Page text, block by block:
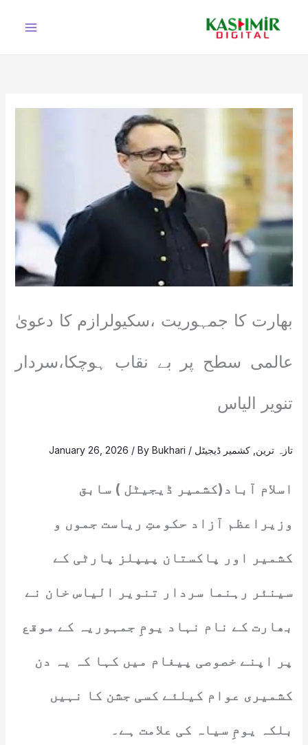
بھارت کا جمہوریت ،سکیولرازم کا دعویٰ
عالمی سطح پر بے نقاب ہوچکا،سردار
تنویر الیاس
تازہ ترین کشمیر ڈیجیٹل /
January 26, 2026 / ByBukhari
اسلام آباد(کشمیر ڈیجیٹل ) سابق
وزیراعظم آزاد حکومتِ ریاست جموں و
کشمیر اور پاکستان پیپلز پارٹی کے
سینئر رہنما سردار تنویر الیاس خان نے
بھارت کے نام نہاد یومِ جمہوریہ کے موقع
پر اپنے خصوصی پیغام میں کہا کہ یہ دن
کشمیری عوام کیلئے کسی جشن کا نہیں
بلکہ یومِ سیاہ کی علامت ہے۔